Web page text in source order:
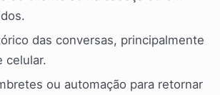
das conversas, principalmente
celular.
ou automação para retornar